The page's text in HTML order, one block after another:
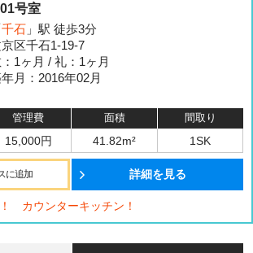
号室
千石 」駅 徒歩3分
区千石1-19-7
1ヶ月 / 礼：1ヶ月
月：2016年02月
管理費 面積 間取り
15,000円 41.82m² 1SK
に追加 詳細を見る
カウンターキッチン！